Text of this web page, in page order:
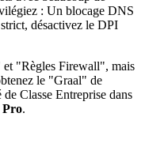
: Un blocage DNS
désactivez le DPI
"Règles Firewall", mais
le "Graal" de
Classe Entreprise dans
Pro.